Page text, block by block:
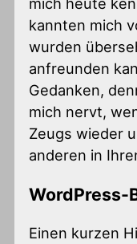
kannten mich
wurden
anfreunden
Gedanken,
mich nervt,
Zeugs wieder
anderen in
WordPress-
Einen kurzen